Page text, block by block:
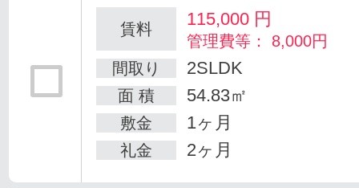
賃料 115,000 円
管理費等： 8,000円
間取り
2SLDK
面 積 54.83㎡
敷金 1ヶ月
礼金 2ヶ月